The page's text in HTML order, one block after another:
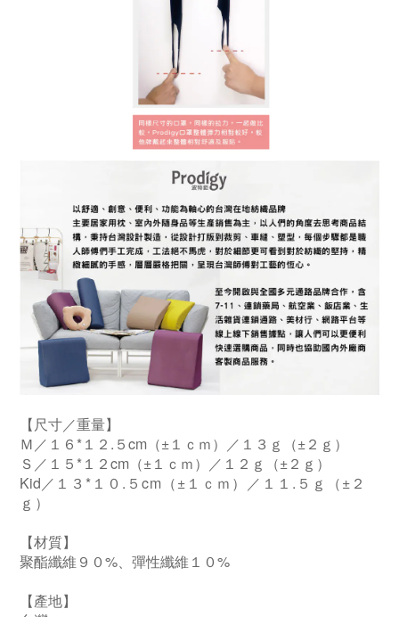
【尺寸／重量】
Ｍ／１６*１２.５cm（±１ｃｍ）／１３ｇ（±２ｇ）
Ｓ／１５*１２cm（±１ｃｍ）／１２ｇ（±２ｇ）
Kid／ １３*１０.５cm（±１ｃｍ）／１１.５ｇ（±２
ｇ）
【材質】
聚酯纖維９０%、彈性纖維１０%
【產地】